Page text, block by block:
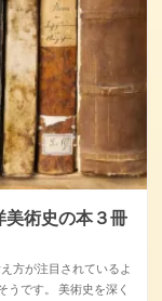
術史の本３冊
方が注目されているよ
うです。 美術史を深く